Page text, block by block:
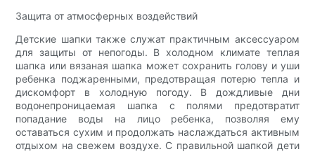
Защита от атмосферных воздействий
Детские шапки также служат практичным аксессуаром
для защиты от непогоды. В холодном климате теплая
шапка или вязаная шапка может сохранить голову и уши
ребенка поджаренными, предотвращая потерю тепла и
дискомфорт в холодную погоду. В дождливые дни
водонепроницаемая шапка с полями предотвратит
попадание воды на лицо ребенка, позволяя ему
оставаться сухим и продолжать наслаждаться активным
отдыхом на свежем воздухе. С правильной шапкой дети